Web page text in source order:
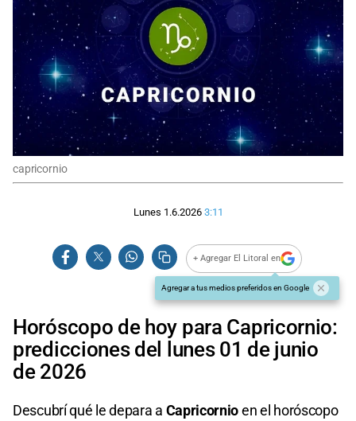
capricornio
Lunes 1.6.2026 3:11
+ Agregar El Litoral en
Agregar a tus medios preferidos en Google
Horóscopo de hoy para Capricornio:
predicciones del lunes 01 de junio
de 2026
Descubrí qué le depara a Capricornioen el horóscopo